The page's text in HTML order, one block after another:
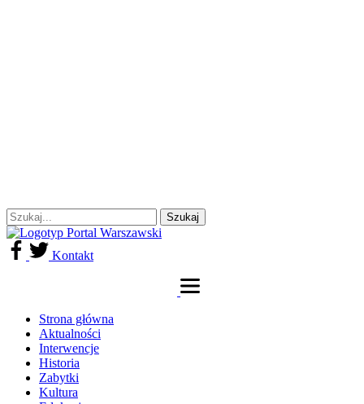
Kontakt
Strona główna
Aktualności
Interwencje
Historia
Zabytki
Kultura